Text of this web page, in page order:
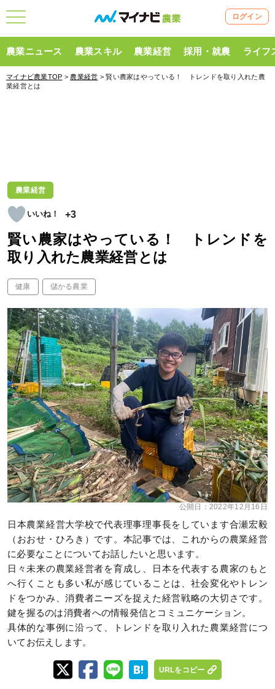
ログイン
農業ニュース 農業スキル 農業経営 採用・就農 ライフ
マイナビ農業TOP > 農業経営 > 賢い農家はやっている！ トレンドを取り入れた農
業経営とは
農業経営
+3
賢い農家はやっている！ トレンドを
取り入れた農業経営とは
健康 儲かる農業
公開日： 2022年12月16日
日本農業経営大学校で代表理事理事長をしています合瀬宏毅
（おおせ・ひろき）です。本記事では、これからの農業経営
に必要なことについてお話したいと思います。
日々未来の農業経営者を育成し、日本を代表する農家のもと
へ行くことも多い私が感じていることは、社会変化やトレン
ドをつかみ、消費者ニーズを捉えた経営戦略の大切さです。
鍵を握るのは消費者への情報発信とコミュニケーション。
具体的な事例に沿って、トレンドを取り入れた農業経営につ
いてお伝えします。
URLをコピー